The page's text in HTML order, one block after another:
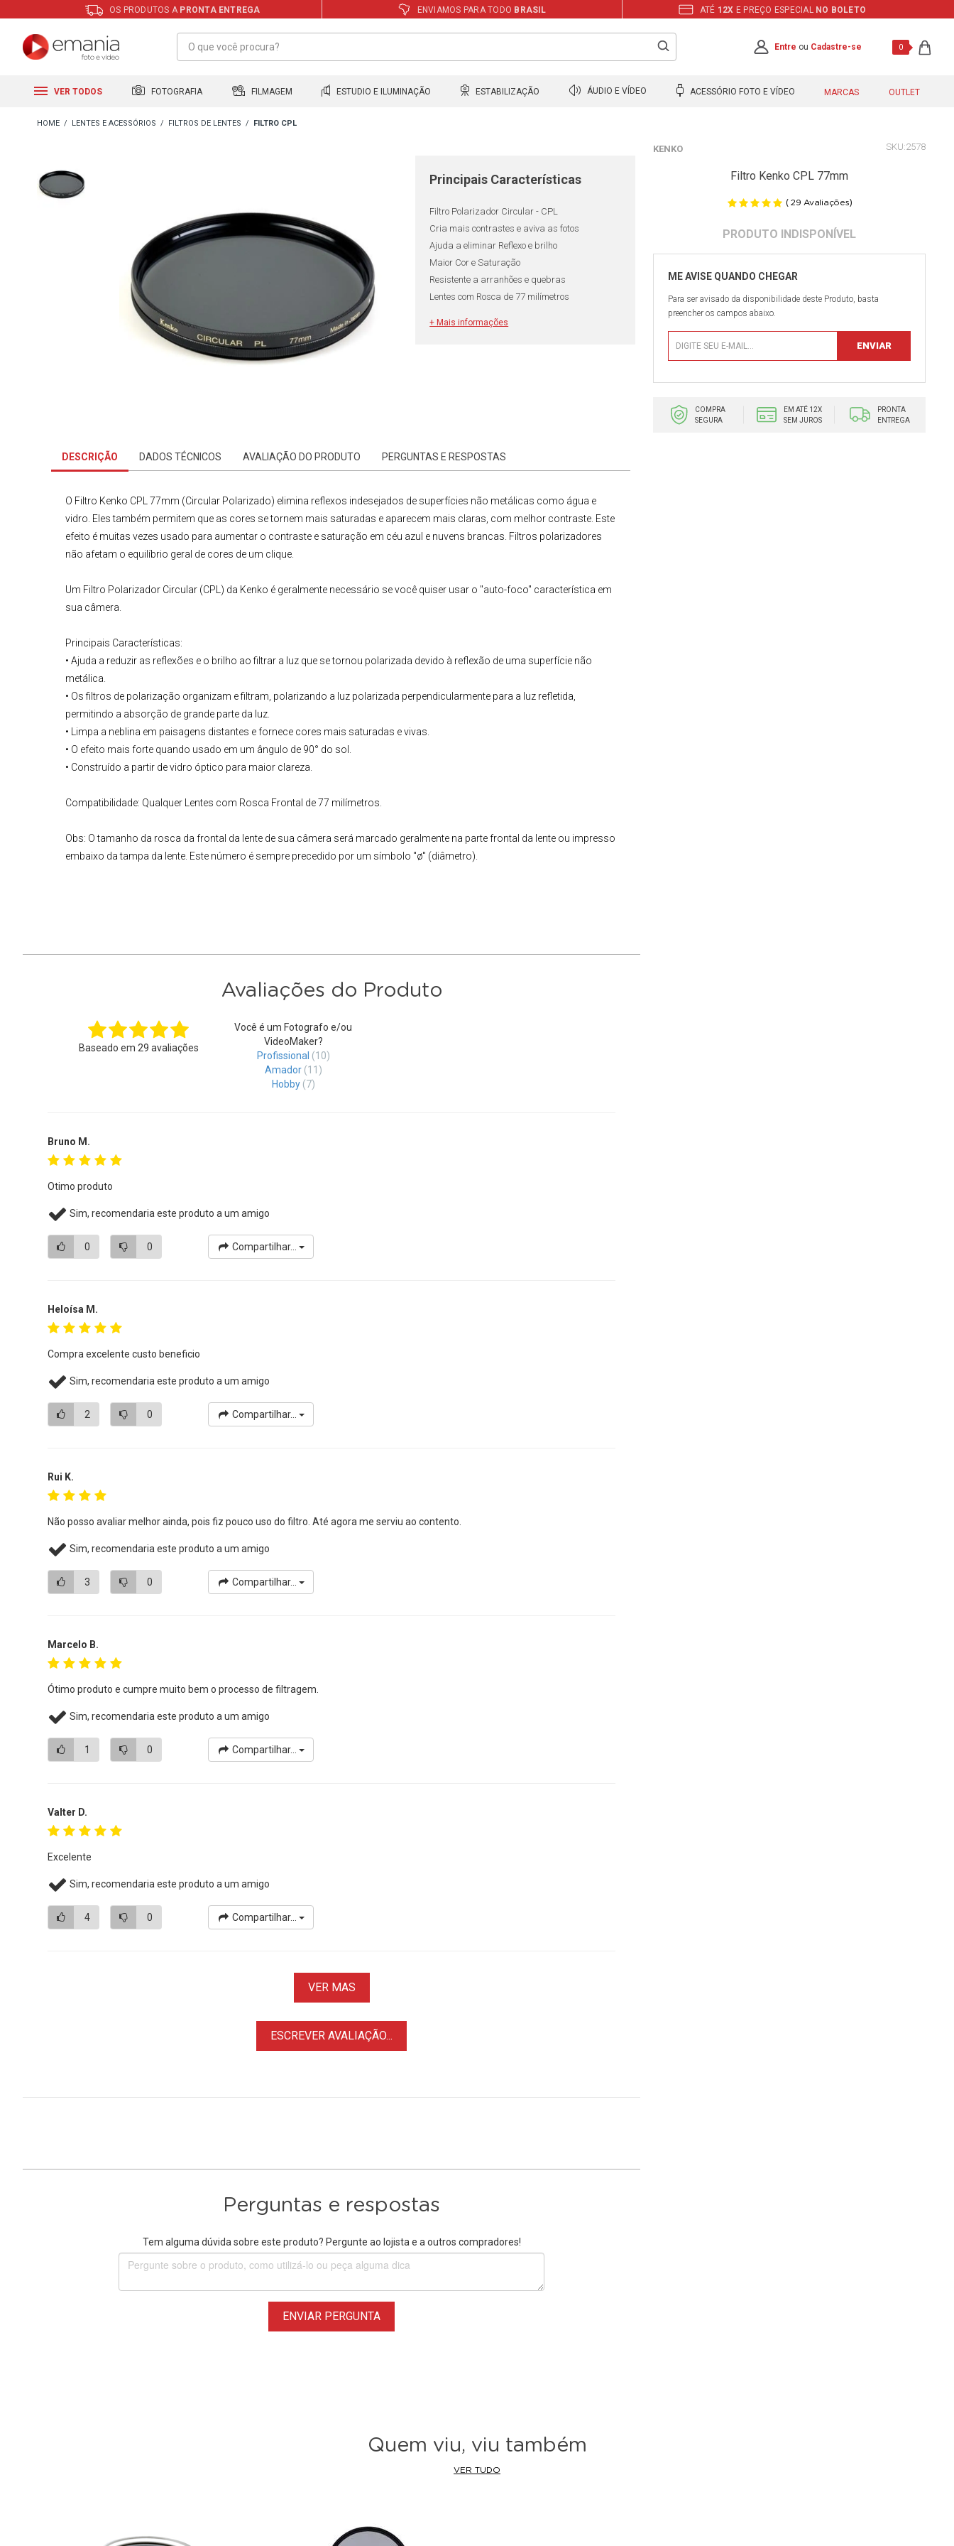
OS PRODUTOS A PRONTA ENTREGA ENVIAMOS PARA TODO BRASIL ATÉ 12X E PREÇO ESPECIAL NO BOLETO
Entre ou Cadastre-se 0
VER TODOS FOTOGRAFIA FILMAGEM ESTUDIO E ILUMINAÇÃO ESTABILIZAÇÃO ÁUDIO E VÍDEO ACESSÓRIO FOTO E VÍDEO MARCAS OUTLET
LENTES E ACESSÓRIOS FILTROS DE LENTES FILTRO CPL
Principais Características
Filtro Polarizador Circular - CPL
Cria mais contrastes e aviva as fotos
Ajuda a eliminar Reflexo e brilho
Maior Cor e Saturação
Resistente a arranhões e quebras
Lentes com Rosca de 77 milímetros
+ Mais informações
KENKO 2578
Filtro Kenko CPL 77mm
( 29 Avaliações)
Para ser avisado da disponibilidade deste Produto, basta
preencher os campos abaixo.
COMPRA
SEGURA
EM ATÉ 12X
SEM JUROS
PRONTA
ENTREGA
DESCRIÇÃO DADOS TÉCNICOS AVALIAÇÃO DO PRODUTO PERGUNTAS E RESPOSTAS
O Filtro Kenko CPL 77mm (Circular Polarizado) elimina reflexos indesejados de superfícies não metálicas como água e
vidro. Eles também permitem que as cores se tornem mais saturadas e aparecem mais claras, com melhor contraste. Este
efeito é muitas vezes usado para aumentar o contraste e saturação em céu azul e nuvens brancas. Filtros polarizadores
não afetam o equilíbrio geral de cores de um clique.
Um Filtro Polarizador Circular (CPL) da Kenko é geralmente necessário se você quiser usar o "auto-foco" característica em
sua câmera.
Principais Características:
• Ajuda a reduzir as reflexões e o brilho ao filtrar a luz que se tornou polarizada devido à reflexão de uma superfície não
metálica.
• Os filtros de polarização organizam e filtram, polarizando a luz polarizada perpendicularmente para a luz refletida,
permitindo a absorção de grande parte da luz.
• Limpa a neblina em paisagens distantes e fornece cores mais saturadas e vivas.
• O efeito mais forte quando usado em um ângulo de 90° do sol.
• Construído a partir de vidro óptico para maior clareza.
Compatibilidade: Qualquer Lentes com Rosca Frontal de 77 milímetros.
Obs: O tamanho da rosca da frontal da lente de sua câmera será marcado geralmente na parte frontal da lente ou impresso
embaixo da tampa da lente. Este número é sempre precedido por um símbolo "ø" (diâmetro).
Avaliações do Produto
Baseado em 29 avaliações
Você é um Fotografo e/ou
VideoMaker?
Profissional (10)
Amador (11)
Hobby (7)
Bruno M.
Otimo produto
Sim, recomendaria este produto a um amigo
0 0 Compartilhar...
Heloísa M.
Compra excelente custo beneficio
Sim, recomendaria este produto a um amigo
2 0 Compartilhar...
Rui K.
Não posso avaliar melhor ainda, pois fiz pouco uso do filtro. Até agora me serviu ao contento.
Sim, recomendaria este produto a um amigo
3 0 Compartilhar...
Marcelo B.
Ótimo produto e cumpre muito bem o processo de filtragem.
Sim, recomendaria este produto a um amigo
1 0 Compartilhar...
Valter D.
Excelente
Sim, recomendaria este produto a um amigo
4 0 Compartilhar...
VER MAS
ESCREVER AVALIAÇÃO...
Perguntas e respostas
Tem alguma dúvida sobre este produto? Pergunte ao lojista e a outros compradores!
ENVIAR PERGUNTA
Quem viu, viu também
VER TUDO